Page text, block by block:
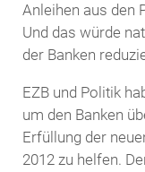
Anleihen aus den
Und das würde
der Banken
EZB und Politik
um den Banken
Erfüllung der
2012 zu helfen.